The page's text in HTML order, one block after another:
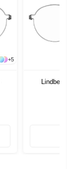
+5